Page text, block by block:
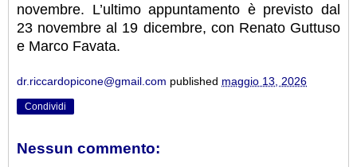
novembre. L’ultimo appuntamento è previsto dal
23 novembre al 19 dicembre, con Renato Guttuso
e Marco Favata.
dr.riccardopicone@gmail.com published maggio 13, 2026
Condividi
Nessun commento: